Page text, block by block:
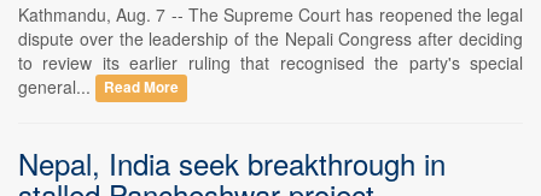
Kathmandu, Aug. 7 -- The Supreme Court has reopened the legal
dispute over the leadership of the Nepali Congress after deciding
to review its earlier ruling that recognised the party's special
general...
Read More
Nepal, India seek breakthrough in